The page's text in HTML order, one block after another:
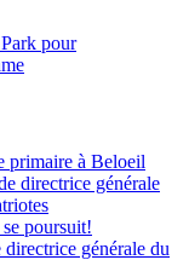
pour
primaire à Beloeil
directrice générale
poursuit!
générale du